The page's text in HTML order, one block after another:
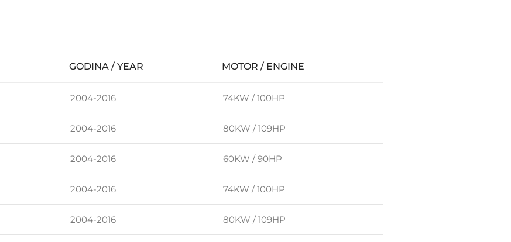
GODINA / YEAR MOTOR / ENGINE
2004-2016 74KW / 100HP
2004-2016 80KW / 109HP
2004-2016 60KW / 90HP
2004-2016 74KW / 100HP
2004-2016 80KW / 109HP